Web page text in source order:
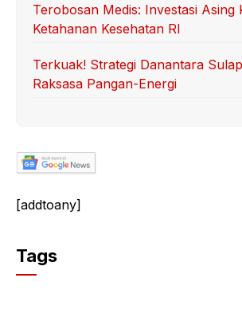
Terobosan Medis: Investasi Asing
Ketahanan Kesehatan RI
Terkuak! Strategi Danantara
Raksasa Pangan-Energi
[addtoany]
Tags